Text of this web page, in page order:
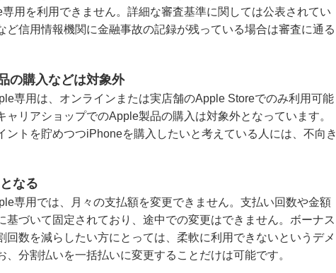
用を利用できません。詳細な審査基準に関しては公表されてい
ど信用情報機関に金融事故の記録が残っている場合は審査に通る
の購入などは対象外
専用は、オンラインまたは実店舗のApple Storeでのみ利用可能
ャリアショップでのApple製品の購入は対象外となっています。
ントを貯めつつiPhoneを購入したいと考えている人には、不向き
なる
専用では、月々の支払額を変更できません。支払い回数や金額
基づいて固定されており、途中での変更はできません。ボーナス
回数を減らしたい方にとっては、柔軟に利用できないというデメ
、分割払いを一括払いに変更することだけは可能です。